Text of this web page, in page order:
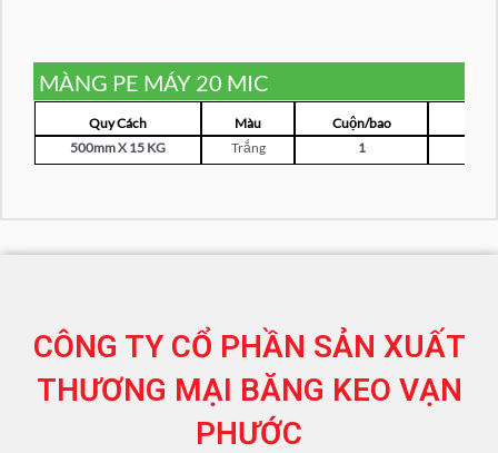
MÀNG PE MÁY 20 MIC
Quy Cách Màu Cuộn/bao
500mm X 15 KG
Trắng 1
CÔNG TY CỔ PHẦN SẢN XUẤT
THƯƠNG MẠI BĂNG KEO VẠN
PHƯỚC